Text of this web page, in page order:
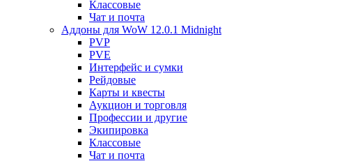
Классовые
Чат и почта
Аддоны для WoW 12.0.1 Midnight
PVP
PVE
Интерфейс и сумки
Рейдовые
Карты и квесты
Аукцион и торговля
Профессии и другие
Экипировка
Классовые
Чат и почта